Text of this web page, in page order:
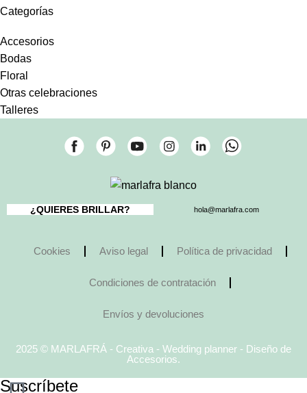
Categorías
Accesorios
Bodas
Floral
Otras celebraciones
Talleres
¿QUIERES BRILLAR? hola@marlafra.com
Cookies Aviso legal Política de privacidad
Condiciones de contratación
Envíos y devoluciones
2025 © MARLAFRÁ - Creativa - Wedding planner - Diseño de
Accesorios.
Suscríbete